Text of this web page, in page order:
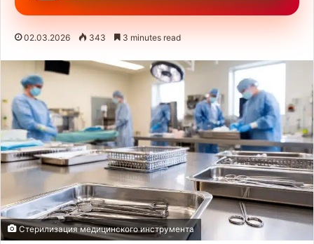
02.03.2026 343 3 minutes read
Стерилизация медицинского инструмента